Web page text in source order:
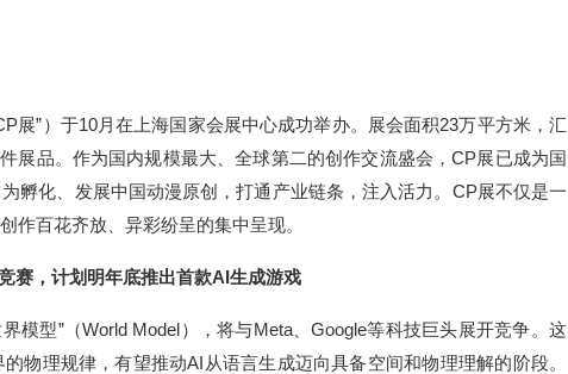
”）于10月在上海国家会展中心成功举办。展会面积23万平方米，汇
展品。作为国内规模最大、全球第二的创作交流盛会，CP展已成为国
孵化、发展中国动漫原创，打通产业链条，注入活力。CP展不仅是一
作百花齐放、异彩纷呈的集中呈现。
赛，计划明年底推出首款AI生成游戏
型”（World Model），将与Meta、Google等科技巨头展开竞争。这
物理规律，有望推动AI从语言生成迈向具备空间和物理理解的阶段。